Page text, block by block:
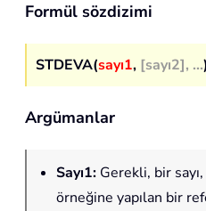
Formül sözdizimi
STDEVA(sayı1, [sayı2], ...
Argümanlar
Sayı1: Gerekli, bir
örneğine yapılan bir